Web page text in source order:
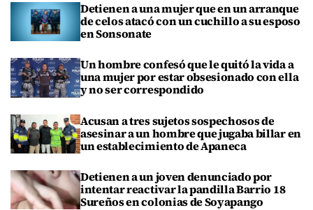
Detienen a una mujer que en un arranque
de celos atacó con un cuchillo a su esposo
en Sonsonate
Un hombre confesó que le quitó la vida a
una mujer por estar obsesionado con ella
y no ser correspondido
Acusan a tres sujetos sospechosos de
asesinar a un hombre que jugaba billar en
un establecimiento de Apaneca
Detienen a un joven denunciado por
intentar reactivar la pandilla Barrio 18
Sureños en colonias de Soyapango